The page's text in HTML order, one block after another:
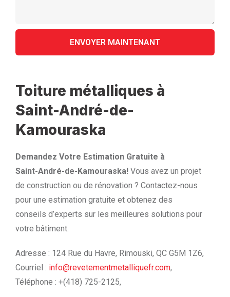
Toiture métalliques à
Saint-André-de-
Kamouraska
Demandez Votre Estimation Gratuite à
Saint-André-de-Kamouraska! Vous avez un projet
de construction ou de rénovation ? Contactez-nous
pour une estimation gratuite et obtenez des
conseils d’experts sur les meilleures solutions pour
votre bâtiment.
Adresse : 124 Rue du Havre, Rimouski, QC G5M 1Z6,
Courriel : info@revetementmetalliquefr.com,
Téléphone : +(418) 725-2125,